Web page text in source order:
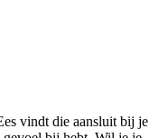
vindt die aansluit bij je